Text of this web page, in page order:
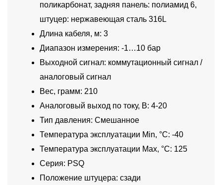
поликарбонат, задняя панель: полиамид 6,
штуцер: нержавеющая сталь 316L
Длина кабеля, м: 3
Диапазон измерения: -1…10 бар
Выходной сигнал: коммутационный сигнал /
аналоговый сигнал
Вес, грамм: 210
Аналоговый выход по току, В: 4-20
Тип давления: Смешанное
Температура эксплуатации Min, °C: -40
Температура эксплуатации Max, °C: 125
Серия: PSQ
Положение штуцера: сзади